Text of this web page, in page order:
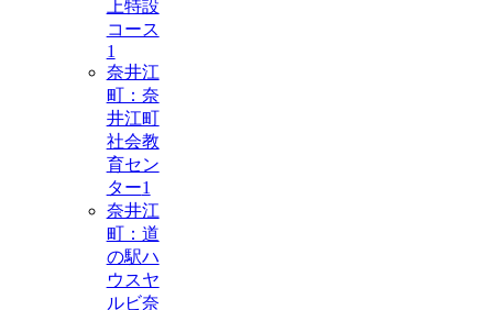
上特設
コース
1
奈井江
町：奈
井江町
社会教
育セン
ター1
奈井江
町：道
の駅ハ
ウスヤ
ルビ奈